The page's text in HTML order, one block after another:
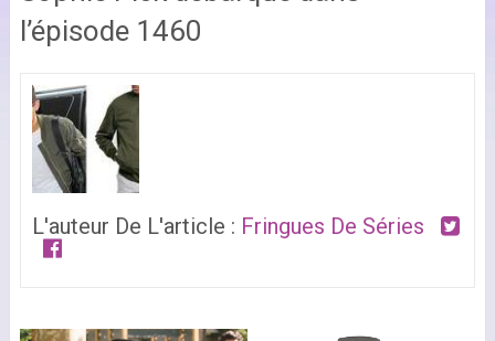
l’épisode 1460
L'auteur De L'article : Fringues De Séries